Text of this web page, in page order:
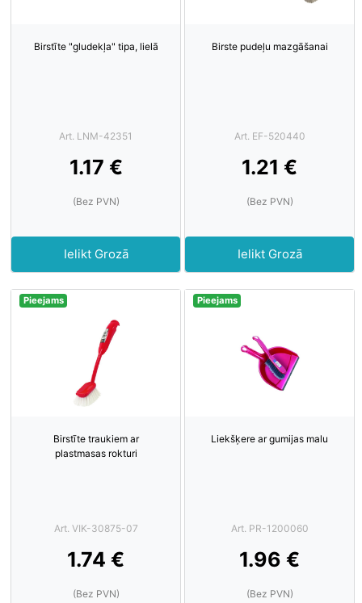
Birstīte "gludekļa" tipa, lielā
Art. LNM-42351
1.17 €
(Bez PVN)
Ielikt Grozā
Birste pudeļu mazgāšanai
Art. EF-520440
1.21 €
(Bez PVN)
Ielikt Grozā
Pieejams
Birstīte traukiem ar
plastmasas rokturi
Art. VIK-30875-07
1.74 €
(Bez PVN)
Pieejams
Liekšķere ar gumijas malu
Art. PR-1200060
1.96 €
(Bez PVN)